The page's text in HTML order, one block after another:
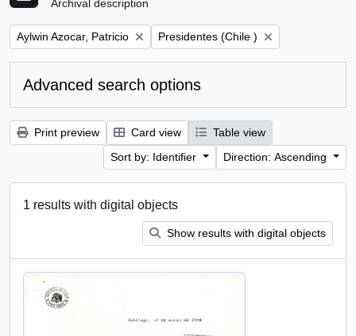
Archival description
Remove filter:
Aylwin Azocar, Patricio Remove filter:
Presidentes (Chile )
Advanced search options
Print preview Card view
Table view
Sort by: Identifier
Direction: Ascending
1 results with digital objects
Show results with digital objects